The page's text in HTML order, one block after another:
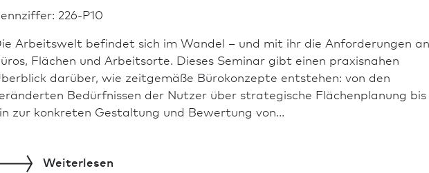
226-P10
Arbeitswelt befindet sich im Wandel – und mit ihr die Anforderungen an
Flächen und Arbeitsorte. Dieses Seminar gibt einen praxisnahen
darüber, wie zeitgemäße Bürokonzepte entstehen: von den
Bedürfnissen der Nutzer über strategische Flächenplanung bis
zur konkreten Gestaltung und Bewertung von...
Weiterlesen